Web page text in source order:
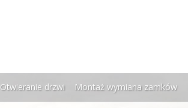
Otwieranie drzwi Montaż wymiana zamków